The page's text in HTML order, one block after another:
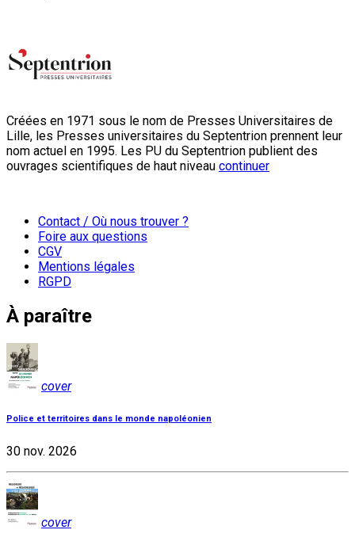
Créées en 1971 sous le nom de Presses Universitaires de
Lille, les Presses universitaires du Septentrion prennent leur
nom actuel en 1995. Les PU du Septentrion publient des
ouvrages scientifiques de haut niveau continuer
Contact / Où nous trouver ?
Foire aux questions
CGV
Mentions légales
RGPD
À paraître
cover
Police et territoires dans le monde napoléonien
30 nov. 2026
cover